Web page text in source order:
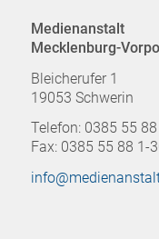
Medienanstalt
Mecklenburg-
Bleicherufer 1
19053 Schwerin
Telefon: 0385 55
Fax: 0385 55 88 1-